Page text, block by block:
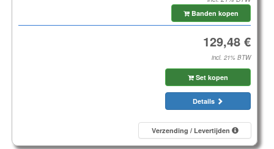
Banden kopen
incl. 21% BTW
Set kopen
Details
Verzending / Levertijden